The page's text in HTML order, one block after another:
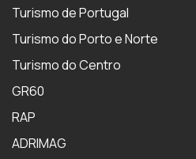
Turismo de Portugal
Turismo do Porto e Norte
Turismo do Centro
GR60
RAP
ADRIMAG